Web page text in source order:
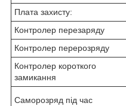
Плата захисту:
Контролер перезаряду
Контролер перерозряду
Контролер короткого
замикання
Саморозряд під час